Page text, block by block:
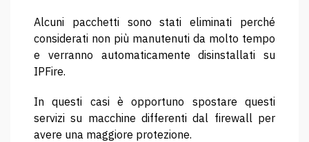
Alcuni pacchetti sono stati eliminati perché
considerati non più manutenuti da molto tempo
e verranno automaticamente disinstallati su
IPFire.
In questi casi è opportuno spostare questi
servizi su macchine differenti dal firewall per
avere una maggiore protezione.